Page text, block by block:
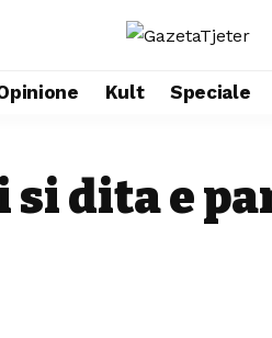
Kult Speciale
si dita e